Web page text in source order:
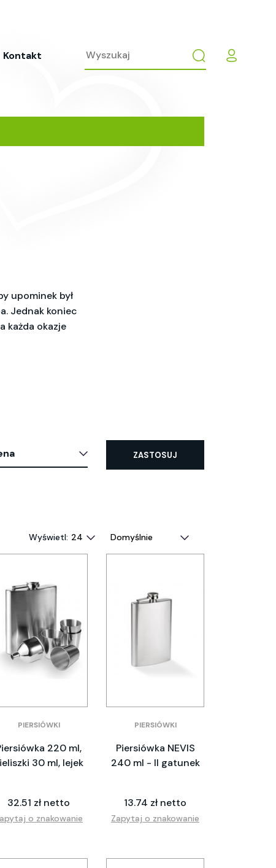
Kontakt
upominek był
Jednak koniec
każda okazje
ZASTOSUJ
Wyświetl:
PIERSIÓWKI
220 ml,
30 ml, lejek
32.51 zł netto
o znakowanie
PIERSIÓWKI
Piersiówka NEVIS
240 ml - II gatunek
13.74 zł netto
Zapytaj o znakowanie